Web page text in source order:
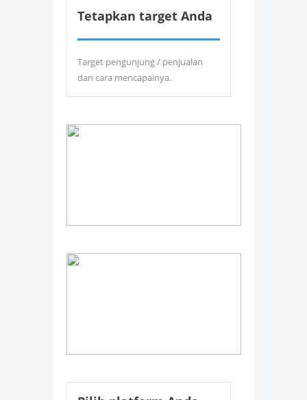
Tetapkan target Anda
Target pengunjung / penjualan
dan cara mencapainya.